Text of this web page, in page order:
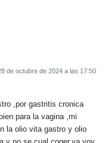
de octubre de 2024 a las 17:50
,por gastritis cronica
para la vagina ,mi
la olio vita gastro y olio